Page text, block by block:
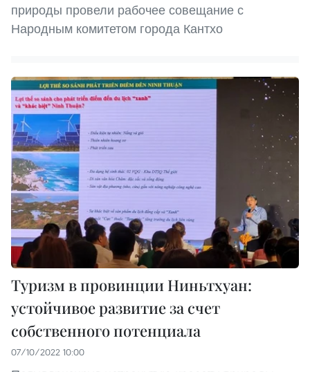
природы провели рабочее совещание с
Народным комитетом города Кантхо
Туризм в провинции Ниньтхуан:
устойчивое развитие за счет
собственного потенциала
07/10/2022 10:00